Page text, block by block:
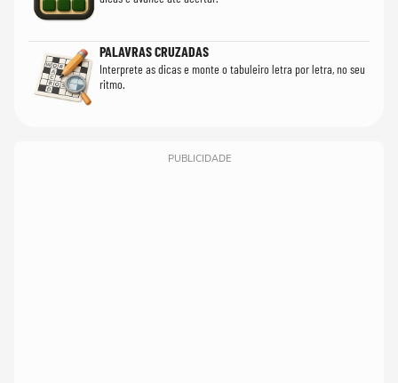
PALAVRAS CRUZADAS
Interprete as dicas e monte o tabuleiro letra por letra, no seu
ritmo.
PUBLICIDADE